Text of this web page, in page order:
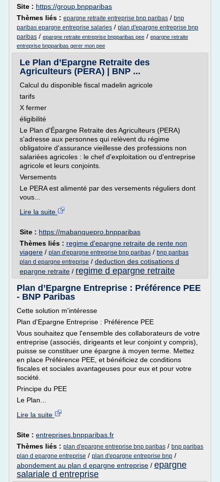
Site : https://group.bnpparibas
Thèmes liés : epargne retraite entreprise bnp paribas / bnp
paribas epargne entreprise salaries / plan d'epargne entreprise bnp
paribas / epargne retraite entreprise bnpparibas pee / epargne retraite
entreprise bnpparibas gerer mon pee
Le Plan d’Epargne Retraite des
Agriculteurs (PERA) | BNP ...
Calcul du disponible fiscal madelin agricole
tarifs
X fermer
éligibilité
Le Plan d'Épargne Retraite des Agriculteurs (PERA)
s'adresse aux personnes qui relèvent du régime
obligatoire d'assurance vieillesse des professions non
salariées agricoles : le chef d'exploitation ou d'entreprise
agricole et leurs conjoints.
Versements
Le PERA est alimenté par des versements réguliers dont
vous...
Lire la suite
Site : https://mabanquepro.bnpparibas
Thèmes liés : regime d'epargne retraite de rente non
viagere / plan d'epargne entreprise bnp paribas / bnp paribas
plan d epargne entreprise / deduction des cotisations d
epargne retraite / regime d epargne retraite
Plan d’Epargne Entreprise : Préférence PEE
- BNP Paribas
Cette solution m'intéresse
Plan d'Epargne Entreprise : Préférence PEE
Vous souhaitez que l'ensemble des collaborateurs de votre
entreprise (associés, dirigeants et leur conjoint y compris),
puisse se constituer une épargne à moyen terme. Mettez
en place Préférence PEE, et bénéficiez de conditions
fiscales et sociales avantageuses pour eux et pour votre
société.
Principe du PEE
Le Plan...
Lire la suite
Site : entreprises.bnpparibas.fr
Thèmes liés : plan d'epargne entreprise bnp paribas / bnp paribas
plan d epargne entreprise / plan d'epargne entreprise bnp /
abondement au plan d epargne entreprise / epargne
salariale d entreprise